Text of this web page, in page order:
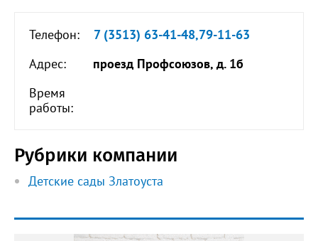
Телефон:
7 (3513) 63-41-48,79-11-63
Адрес:
проезд Профсоюзов, д. 1б
Время
работы:
Рубрики компании
Детские сады Златоуста